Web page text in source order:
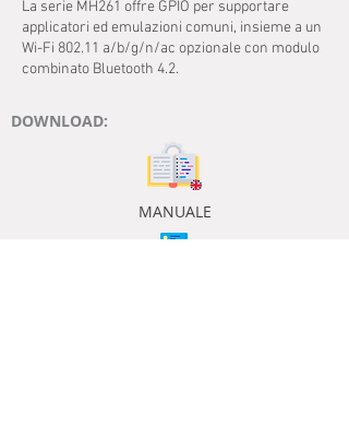
La serie MH261 offre GPIO per supportare
applicatori ed emulazioni comuni, insieme a un
Wi-Fi 802.11 a/b/g/n/ac opzionale con modulo
combinato Bluetooth 4.2.
DOWNLOAD:
MANUALE